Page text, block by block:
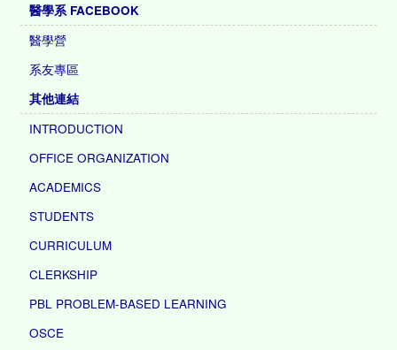
醫學系 FACEBOOK
醫學營
系友專區
其他連結
INTRODUCTION
OFFICE ORGANIZATION
ACADEMICS
STUDENTS
CURRICULUM
CLERKSHIP
PBL PROBLEM-BASED LEARNING
OSCE